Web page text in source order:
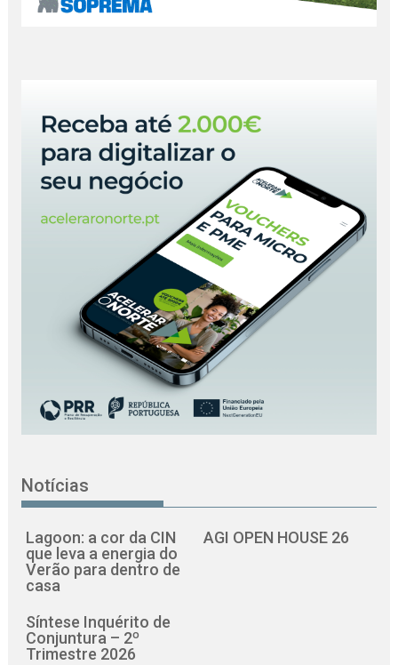
Notícias
Lagoon: a cor da CIN
que leva a energia do
Verão para dentro de
casa
AGI OPEN HOUSE 26
Síntese Inquérito de
Conjuntura – 2º
Trimestre 2026